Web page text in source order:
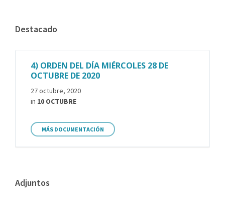
Destacado
4) ORDEN DEL DÍA MIÉRCOLES 28 DE
OCTUBRE DE 2020
27 octubre, 2020
in 10 OCTUBRE
MÁS DOCUMENTACIÓN
Adjuntos